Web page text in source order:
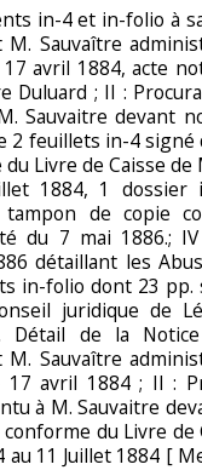
in-4 et in-folio à
M. Sauvaître
avril 1884, acte
Duluard ; II :
Sauvaitre devant
2 feuillets in-4 signé
Livre de Caisse
1884, 1
tampon de copie
du 7 mai 1886.;
détaillant les
in-folio dont 23
juridique de
Détail de la
M. Sauvaître
17 avril 1884 ; II :
à M. Sauvaitre
conforme du Livre
au 11 Juillet 1884 [